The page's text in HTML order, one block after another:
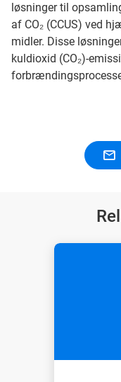
løsninger til
af CO₂ (CCUS) ved
midler. Disse
kuldioxid (CO₂)-